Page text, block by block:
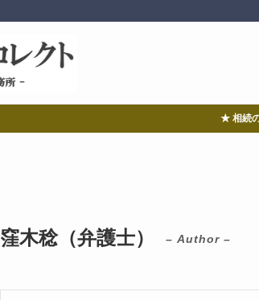
★ 相続
窪木稔（弁護士） – Author –